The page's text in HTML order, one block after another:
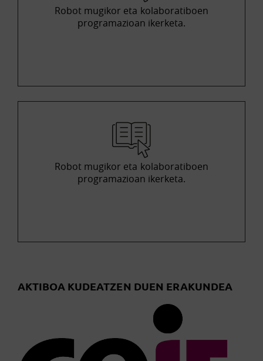
Robot mugikor eta kolaboratiboen
programazioan ikerketa.
Robot mugikor eta kolaboratiboen
programazioan ikerketa.
AKTIBOA KUDEATZEN DUEN ERAKUNDEA